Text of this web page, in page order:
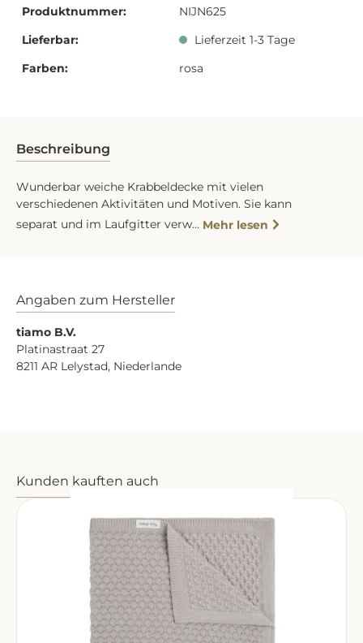
Produktnummer:
NIJN625
Lieferbar:
Lieferzeit 1-3 Tage
Farben:
rosa
Beschreibung
Wunderbar weiche Krabbeldecke mit vielen
verschiedenen Aktivitäten und Motiven. Sie kann
separat und im Laufgitter verw… Mehr lesen
Angaben zum Hersteller
tiamo B.V.
Platinastraat 27
8211 AR Lelystad, Niederlande
Produktgalerie überspringen
Kunden kauften auch